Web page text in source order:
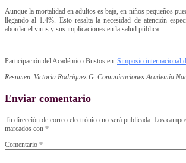
Aunque la mortalidad en adultos es baja, en niños pequeños
llegando al 1.4%. Esto resalta la necesidad de atención
abordar el virus y sus implicaciones en la salud pública.
:::::::::::::::::::
Participación del Académico Bustos en: Simposio internacional
Resumen. Victoria Rodríguez G. Comunicaciones Academia
Enviar comentario
Tu dirección de correo electrónico no será publicada. Los
marcados con *
Comentario *